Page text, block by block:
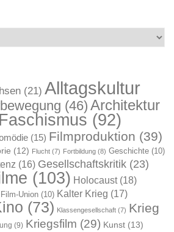
(21) Alltagskultur
(46) Architektur
Faschismus (92)
(15) Filmproduktion (39)
(12) Flucht (7) Fortbildung (8) Geschichte (10)
(16) Gesellschaftskritik (23)
(103) Holocaust(18)
Union (10) Kalter Krieg (17)
(73) Klassengesellschaft (7) Krieg
(9) Kriegsfilm (29) Kunst (13)